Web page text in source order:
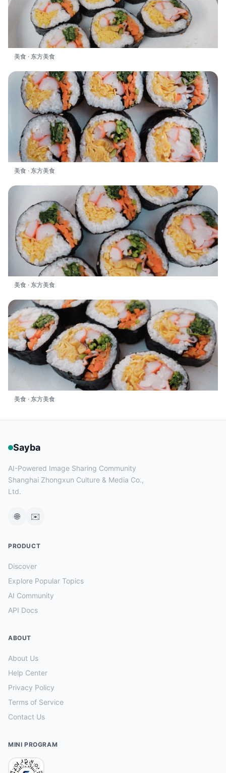
美食 · 东方美食
美食 · 东方美食
美食 · 东方美食
美食 · 东方美食
Sayba
AI-Powered Image Sharing Community
Shanghai Zhongxun Culture & Media Co.,
Ltd.
🌐 ✉️
PRODUCT
Discover
Explore Popular Topics
AI Community
API Docs
ABOUT
About Us
Help Center
Privacy Policy
Terms of Service
Contact Us
MINI PROGRAM